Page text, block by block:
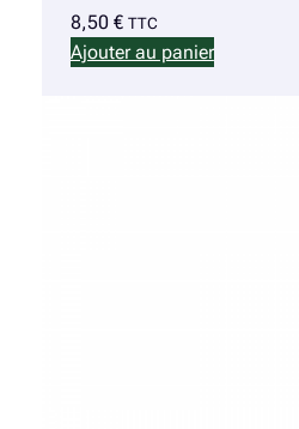
8,50 € TTC
Ajouter au panier